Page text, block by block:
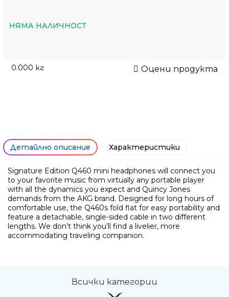
НЯМА НАЛИЧНОСТ
0.000 кг Оцени продукта
Детайлно описание Характеристики
Signature Edition Q460 mini headphones will connect you
to your favorite music from virtually any portable player
with all the dynamics you expect and Quincy Jones
demands from the AKG brand. Designed for long hours of
comfortable use, the Q460s fold flat for easy portability and
feature a detachable, single-sided cable in two different
lengths. We don’t think you’ll find a livelier, more
accommodating traveling companion.
Всички категории